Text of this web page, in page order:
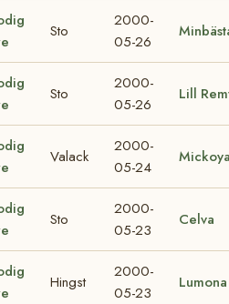
Sto
2000-
05-26
Sto
2000-
05-26
Lill
Valack
2000-
05-24
Sto
2000-
05-23
Celva
Hingst
2000-
05-23
Lumona